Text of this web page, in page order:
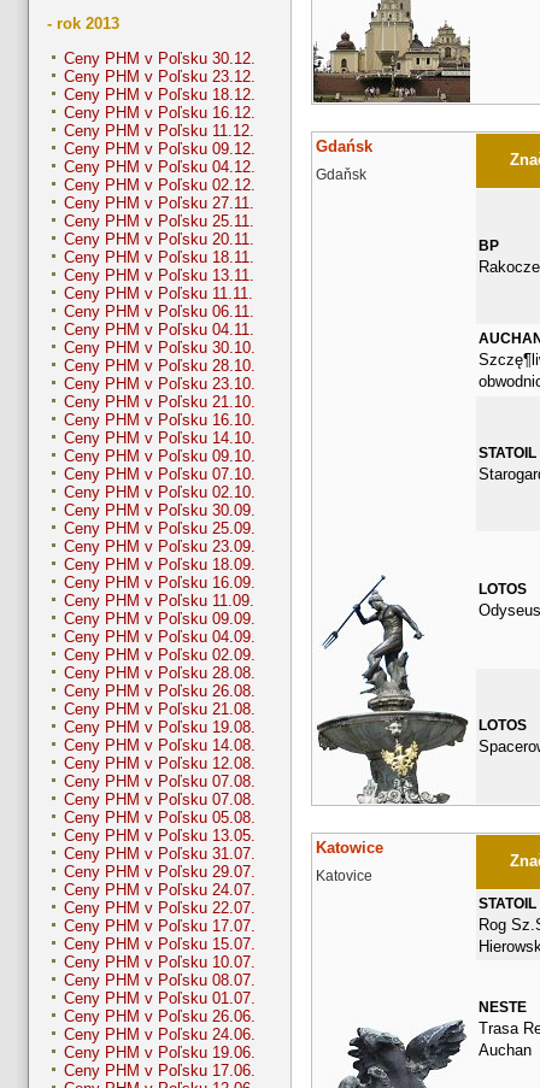
- rok 2013
Ceny PHM v Poľsku 30.12.
Ceny PHM v Poľsku 23.12.
Ceny PHM v Poľsku 18.12.
Ceny PHM v Poľsku 16.12.
Ceny PHM v Poľsku 11.12.
Ceny PHM v Poľsku 09.12.
Ceny PHM v Poľsku 04.12.
Ceny PHM v Poľsku 02.12.
Ceny PHM v Poľsku 27.11.
Ceny PHM v Poľsku 25.11.
Ceny PHM v Poľsku 20.11.
Ceny PHM v Poľsku 18.11.
Ceny PHM v Poľsku 13.11.
Ceny PHM v Poľsku 11.11.
Ceny PHM v Poľsku 06.11.
Ceny PHM v Poľsku 04.11.
Ceny PHM v Poľsku 30.10.
Ceny PHM v Poľsku 28.10.
Ceny PHM v Poľsku 23.10.
Ceny PHM v Poľsku 21.10.
Ceny PHM v Poľsku 16.10.
Ceny PHM v Poľsku 14.10.
Ceny PHM v Poľsku 09.10.
Ceny PHM v Poľsku 07.10.
Ceny PHM v Poľsku 02.10.
Ceny PHM v Poľsku 30.09.
Ceny PHM v Poľsku 25.09.
Ceny PHM v Poľsku 23.09.
Ceny PHM v Poľsku 18.09.
Ceny PHM v Poľsku 16.09.
Ceny PHM v Poľsku 11.09.
Ceny PHM v Poľsku 09.09.
Ceny PHM v Poľsku 04.09.
Ceny PHM v Poľsku 02.09.
Ceny PHM v Poľsku 28.08.
Ceny PHM v Poľsku 26.08.
Ceny PHM v Poľsku 21.08.
Ceny PHM v Poľsku 19.08.
Ceny PHM v Poľsku 14.08.
Ceny PHM v Poľsku 12.08.
Ceny PHM v Poľsku 07.08.
Ceny PHM v Poľsku 07.08.
Ceny PHM v Poľsku 05.08.
Ceny PHM v Poľsku 13.05.
Ceny PHM v Poľsku 31.07.
Ceny PHM v Poľsku 29.07.
Ceny PHM v Poľsku 24.07.
Ceny PHM v Poľsku 22.07.
Ceny PHM v Poľsku 17.07.
Ceny PHM v Poľsku 15.07.
Ceny PHM v Poľsku 10.07.
Ceny PHM v Poľsku 08.07.
Ceny PHM v Poľsku 01.07.
Ceny PHM v Poľsku 26.06.
Ceny PHM v Poľsku 24.06.
Ceny PHM v Poľsku 19.06.
Ceny PHM v Poľsku 17.06.
Gdańsk
Gdaňsk
BP
STATOIL
LOTOS
LOTOS
Katowice
Katovice
STATOIL
Rog
NESTE
Trasa
Auchan